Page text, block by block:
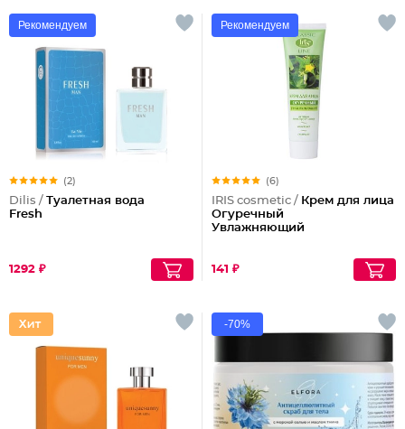
Рекомендуем
(2)
Dilis / Туалетная вода
Fresh
1292 ₽
Рекомендуем
(6)
IRIS cosmetic / Крем для лица
Огуречный
Увлажняющий
141 ₽
-70%